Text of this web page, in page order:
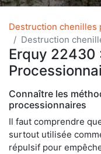
Destruction chenilles
Destruction
Erquy 22430
Connaître les
processionnaires
Il faut comprendre
surtout utilisée
répulsif pour